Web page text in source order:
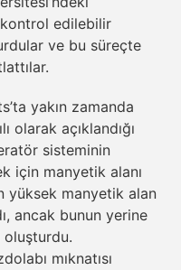
kontrol edilebilir
ve bu süreçte
yakın zamanda
olarak açıklandığı
sisteminin
için manyetik alanı
yüksek manyetik alan
ancak bunun yerine
oluşturdu.
mıknatısı